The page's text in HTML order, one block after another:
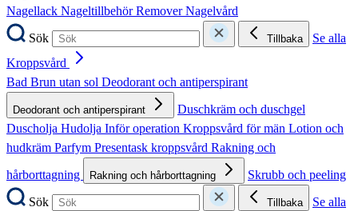
Nagellack NageltillbehörRemoverNagelvård
Sök
Tillbaka
Se alla
Kroppsvård
Bad Brun utan sol Deodorant och antiperspirant
Deodorant och antiperspirant
Duschkräm och duschgel
Duscholja Hudolja Inför operation Kroppsvård för män Lotion och
hudkräm Parfym Presentask kroppsvård Rakning och
hårborttagning
Rakning och hårborttagning
Skrubb och peeling
Sök
Tillbaka
Se alla